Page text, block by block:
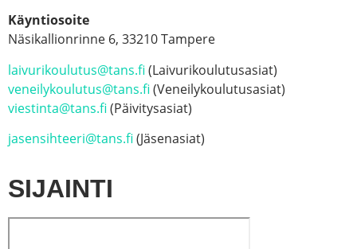
Käyntiosoite
Näsikallionrinne 6, 33210 Tampere
laivurikoulutus@tans.fi(Laivurikoulutusasiat)
veneilykoulutus@tans.fi(Veneilykoulutusasiat)
viestinta@tans.fi(Päivitysasiat)
jasensihteeri@tans.fi(Jäsenasiat)
SIJAINTI